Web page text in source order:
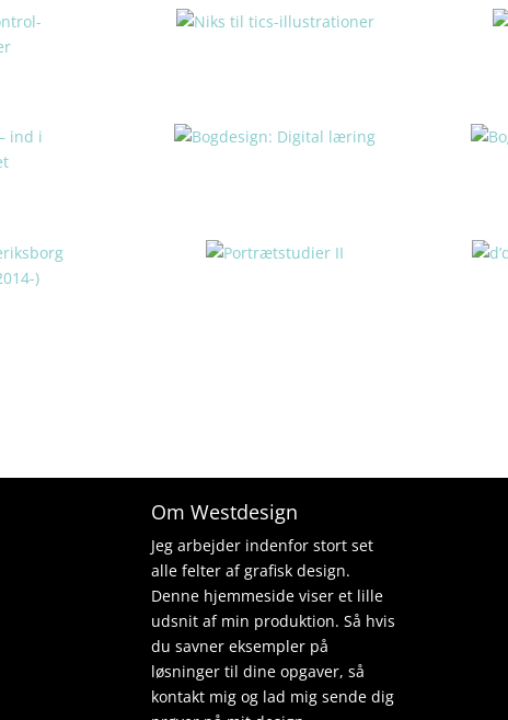
Om Westdesign
Jeg arbejder indenfor stort set
alle felter af grafisk design.
Denne hjemmeside viser et lille
udsnit af min produktion. Så hvis
du savner eksempler på
løsninger til dine opgaver, så
kontakt mig og lad mig sende dig